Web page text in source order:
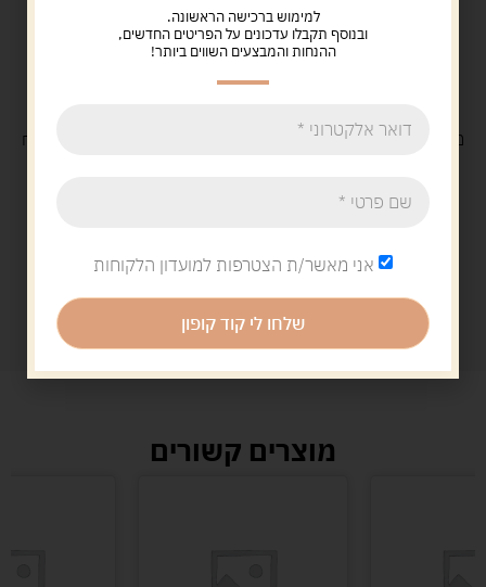
משלוח חינםבקנייה מעל 329 ש"ח
מוצרים קשורים
למימוש ברכישה הראשונה.
ובנוסף תקבלו עדכונים על הפריטים החדשים,
ההנחות והמבצעים השווים ביותר!
אני מאשר/ת הצטרפות למועדון הלקוחות
שלחו לי קוד קופון